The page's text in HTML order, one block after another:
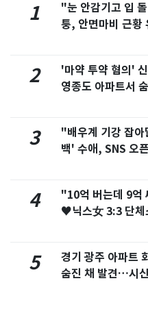
1
"눈 안감기고 입
퉁, 안면마비 근황
2
'마약 투약 혐의'
영종도 아파트서
3
"배우계 기강 잡
백' 수애, SNS 오
4
"10억 버는데 9
♥닉스女 3:3 단체
5
경기 광주 아파트
숨진 채 발견…시